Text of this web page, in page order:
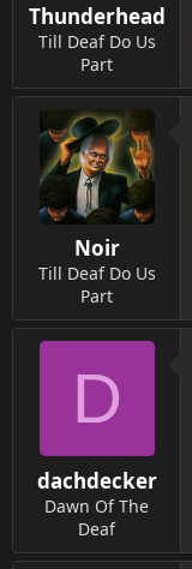
Thunderhead
Till Deaf Do Us
Part
Noir
Till Deaf Do Us
Part
D
dachdecker
Dawn Of The
Deaf